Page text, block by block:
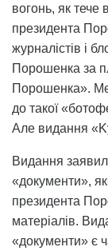
вогонь, як тече
президента
журналістів і
Порошенка за
Порошенка».
до такої
Але видання
Видання
«документи»,
президента
матеріалів.
«документи» є